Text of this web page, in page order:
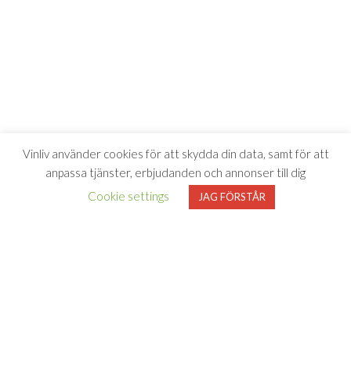
Vinliv använder cookies för att skydda din data, samt för att
anpassa tjänster, erbjudanden och annonser till dig
Cookie settings
JAG FÖRSTÅR